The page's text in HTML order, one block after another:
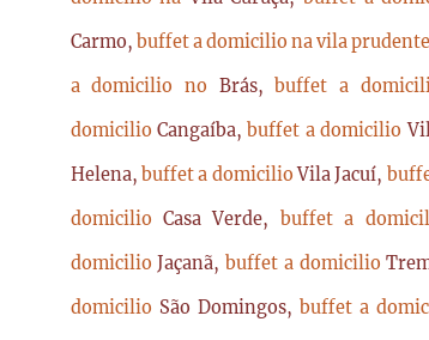
Carmo, buffet a domicilio na vila
a domicilio no Brás,buffet a
domicilio Cangaíba,buffet a domicilio
Helena, buffet a domicilioVila Jacuí,
domicilio Casa Verde, buffet a
domicilioJaçanã,buffet a domicilio
domicilio São Domingos, buffet a